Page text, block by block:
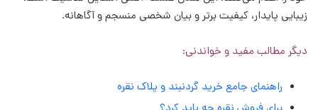
زیبایی پایدار، کیفیت برتر و بیان شخصی منسجم و آگاهانه.
دیگر مطالب مفید و خواندنی:
راهنمای جامع خرید گردنبند و پلاک نقره